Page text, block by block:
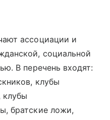
ассоциации и
социальной
В перечень входят:
клубы
клубы
братские ложи,